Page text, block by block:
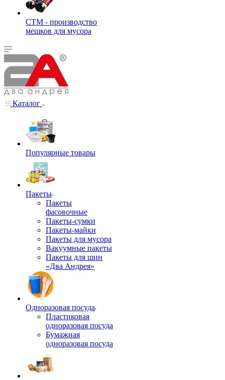
СТМ - производство
мешков для мусора
Каталог
Популярные товары
Пакеты
Пакеты
фасовочные
Пакеты-сумки
Пакеты-майки
Пакеты для мусора
Вакуумные пакеты
Пакеты для шин
«Два Андрея»
Одноразовая посуда
Пластиковая
одноразовая посуда
Бумажная
одноразовая посуда